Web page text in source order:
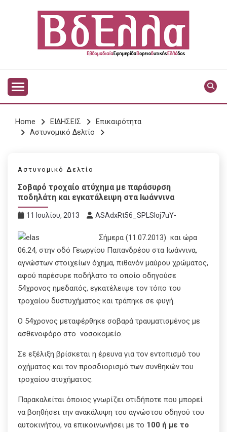
VDELLA
Home ΕΙΔΗΣΕΙΣ
Επικαιρότητα
Αστυνομικό Δελτίο
Αστυνομικό Δελτίο
Σοβαρό τροχαίο ατύχημα με παράσυρση
ποδηλάτη και εγκατάλειψη στα Ιωάννινα
11 Ιουλίου, 2013 ASAdxRt56_SPLSIoj7uY-
Σήμερα (11.07.2013) και ώρα
06.24, στην οδό Γεωργίου Παπανδρέου στα Ιωάννινα,
αγνώστων στοιχείων όχημα, πιθανόν μαύρου χρώματος,
αφού παρέσυρε ποδήλατο το οποίο οδηγούσε
54χρονος ημεδαπός, εγκατέλειψε τον τόπο του
τροχαίου δυστυχήματος και τράπηκε σε φυγή.
Ο 54χρονος μεταφέρθηκε σοβαρά τραυματισμένος με
ασθενοφόρο στο νοσοκομείο.
Σε εξέλιξη βρίσκεται η έρευνα για τον εντοπισμό του
οχήματος και τον προσδιορισμό των συνθηκών του
τροχαίου ατυχήματος.
Παρακαλείται όποιος γνωρίζει οτιδήποτε που μπορεί
να βοηθήσει την ανακάλυψη του αγνώστου οδηγού του
αυτοκινήτου, να επικοινωνήσει με το 100 ή με το